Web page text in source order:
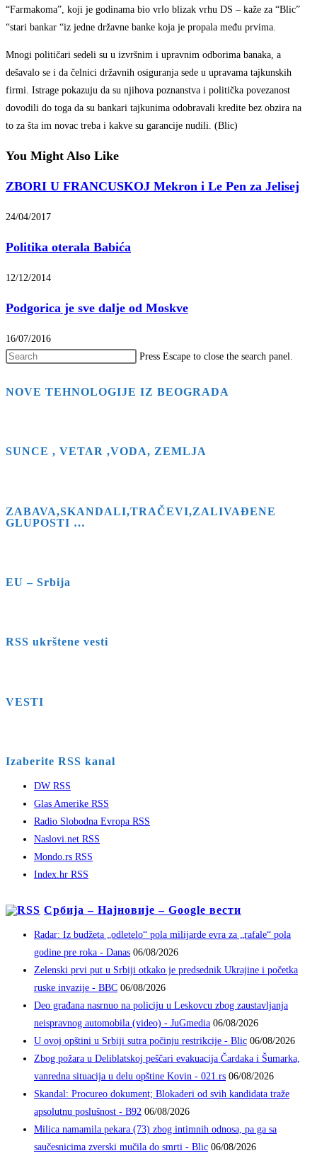
“Farmakoma”, koji je godinama bio vrlo blizak vrhu DS – kaže za “Blic”
“stari bankar “iz jedne državne banke koja je propala među prvima.
Mnogi političari sedeli su u izvršnim i upravnim odborima banaka, a
dešavalo se i da čelnici državnih osiguranja sede u upravama tajkunskih
firmi. Istrage pokazuju da su njihova poznanstva i politička povezanost
dovodili do toga da su bankari tajkunima odobravali kredite bez obzira na
to za šta im novac treba i kakve su garancije nudili. (Blic)
You Might Also Like
ZBORI U FRANCUSKOJ Mekron i Le Pen za Jelisej
24/04/2017
Politika oterala Babića
12/12/2014
Podgorica je sve dalje od Moskve
16/07/2016
Press Escape to close the search panel.
NOVE TEHNOLOGIJE IZ BEOGRADA
SUNCE , VETAR ,VODA, ZEMLJA
ZABAVA,SKANDALI,TRAČEVI,ZALIVAĐENE
GLUPOSTI …
EU – Srbija
RSS ukrštene vesti
VESTI
Izaberite RSS kanal
DW RSS
Glas Amerike RSS
Radio Slobodna Evropa RSS
Naslovi.net RSS
Mondo.rs RSS
Index.hr RSS
Србија – Најновије – Google вести
Radar: Iz budžeta „odletelo“ pola milijarde evra za „rafale“ pola
godine pre roka - Danas 06/08/2026
Zelenski prvi put u Srbiji otkako je predsednik Ukrajine i početka
ruske invazije - BBC 06/08/2026
Deo građana nasrnuo na policiju u Leskovcu zbog zaustavljanja
neispravnog automobila (video) - JuGmedia 06/08/2026
U ovoj opštini u Srbiji sutra počinju restrikcije - Blic 06/08/2026
Zbog požara u Deliblatskoj peščari evakuacija Čardaka i Šumarka,
vanredna situacija u delu opštine Kovin - 021.rs 06/08/2026
Skandal: Procureo dokument; Blokaderi od svih kandidata traže
apsolutnu poslušnost - B92 06/08/2026
Milica namamila pekara (73) zbog intimnih odnosa, pa ga sa
saučesnicima zverski mučila do smrti - Blic 06/08/2026